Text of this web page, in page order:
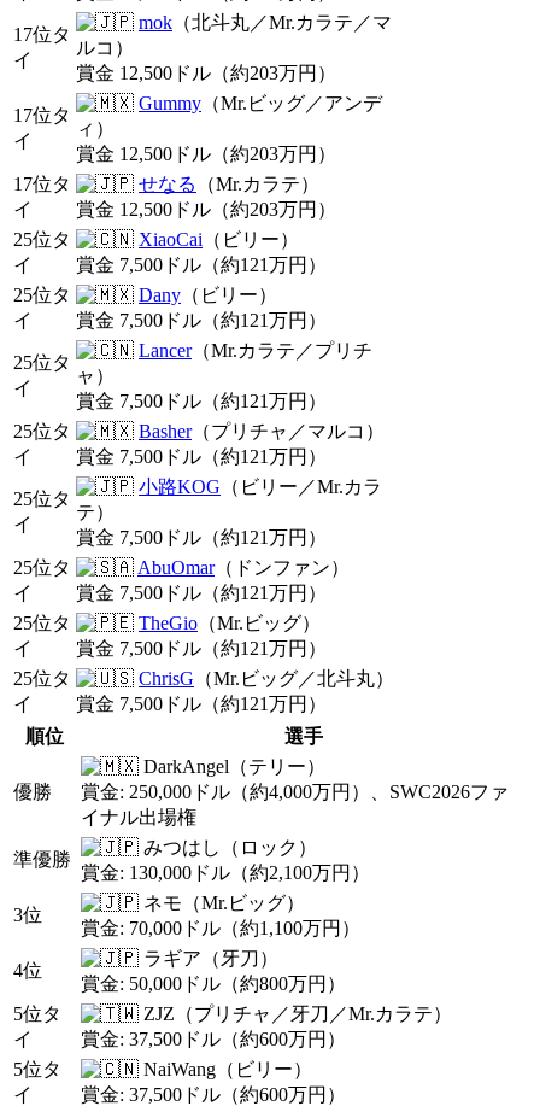
17位タ
イ
mok （北斗丸／Mr.カラテ／マ
ルコ）
賞金 12,500ドル（約203万円）
17位タ
イ
Gummy （Mr.ビッグ／アンデ
ィ）
賞金 12,500ドル（約203万円）
17位タ
イ
せなる
（Mr.カラテ）
賞金 12,500ドル（約203万円）
25位タ
イ
XiaoCai （ビリー）
賞金 7,500ドル（約121万円）
25位タ
イ
Dany （ビリー）
賞金 7,500ドル（約121万円）
25位タ
イ
Lancer（Mr.カラテ／プリチ
ャ）
賞金 7,500ドル（約121万円）
25位タ
イ
Basher（プリチャ／マルコ）
賞金 7,500ドル（約121万円）
25位タ
イ
小路KOG （ビリー／Mr.カラ
テ）
賞金 7,500ドル（約121万円）
25位タ
イ
AbuOmar（ドンファン）
賞金 7,500ドル（約121万円）
25位タ
イ
TheGio （Mr.ビッグ）
賞金 7,500ドル（約121万円）
25位タ
イ
ChrisG （Mr.ビッグ／北斗丸）
賞金 7,500ドル（約121万円）
順位
選手
優勝
DarkAngel（テリー）
賞金: 250,000ドル（約4,000万円）、SWC2026ファ
イナル出場権
準優勝
みつはし（ロック）
賞金: 130,000ドル（約2,100万円）
3位
ネモ（Mr.ビッグ）
賞金: 70,000ドル（約1,100万円）
4位
ラギア（牙刀）
賞金: 50,000ドル（約800万円）
5位タ
イ
ZJZ（プリチャ／牙刀／Mr.カラテ）
賞金: 37,500ドル（約600万円）
5位タ
イ
NaiWang（ビリー）
賞金: 37,500ドル（約600万円）